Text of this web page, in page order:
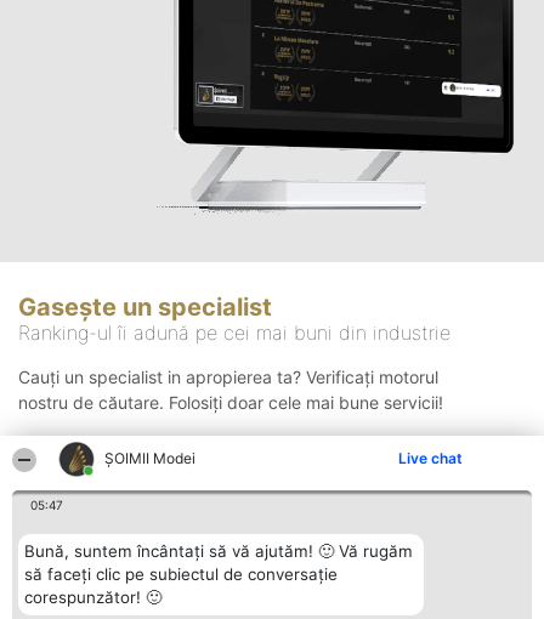
ȘOIMII Modei Live chat
05:47
Bună, suntem încântați să vă ajutăm! 🙂 Vă rugăm
să faceți clic pe subiectul de conversație
corespunzător! 🙂
Gasește un specialist
Ranking-ul îi adună pe cei mai buni din industrie
Cauți un specialist in apropierea ta? Verificați motorul
nostru de căutare. Folosiți doar cele mai bune servicii!